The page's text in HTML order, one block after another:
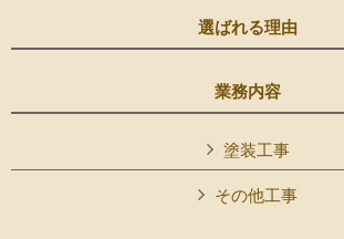
選ばれる理由
業務内容
塗装工事
その他工事